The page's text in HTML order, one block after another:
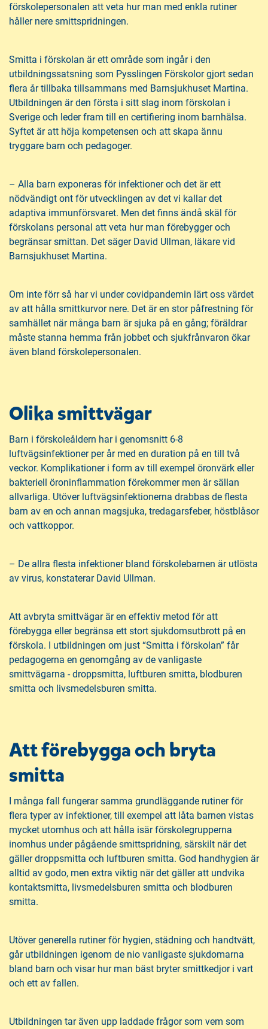
förskolepersonalen att veta hur man med enkla rutiner
håller nere smittspridningen.
Smitta i förskolan är ett område som ingår i den
utbildningssatsning som Pysslingen Förskolor gjort sedan
flera år tillbaka tillsammans med Barnsjukhuset Martina.
Utbildningen är den första i sitt slag inom förskolan i
Sverige och leder fram till en certifiering inom barnhälsa.
Syftet är att höja kompetensen och att skapa ännu
tryggare barn och pedagoger.
– Alla barn exponeras för infektioner och det är ett
nödvändigt ont för utvecklingen av det vi kallar det
adaptiva immunförsvaret. Men det finns ändå skäl för
förskolans personal att veta hur man förebygger och
begränsar smittan. Det säger David Ullman, läkare vid
Barnsjukhuset Martina.
Om inte förr så har vi under covidpandemin lärt oss värdet
av att hålla smittkurvor nere. Det är en stor påfrestning för
samhället när många barn är sjuka på en gång; föräldrar
måste stanna hemma från jobbet och sjukfrånvaron ökar
även bland förskolepersonalen.
Olika smittvägar
Barn i förskoleåldern har i genomsnitt 6-8
luftvägsinfektioner per år med en duration på en till två
veckor. Komplikationer i form av till exempel öronvärk eller
bakteriell öroninflammation förekommer men är sällan
allvarliga. Utöver luftvägsinfektionerna drabbas de flesta
barn av en och annan magsjuka, tredagarsfeber, höstblåsor
och vattkoppor.
– De allra flesta infektioner bland förskolebarnen är utlösta
av virus, konstaterar David Ullman.
Att avbryta smittvägar är en effektiv metod för att
förebygga eller begränsa ett stort sjukdomsutbrott på en
förskola. I utbildningen om just “Smitta i förskolan” får
pedagogerna en genomgång av de vanligaste
smittvägarna - droppsmitta, luftburen smitta, blodburen
smitta och livsmedelsburen smitta.
Att förebygga och bryta
smitta
I många fall fungerar samma grundläggande rutiner för
flera typer av infektioner, till exempel att låta barnen vistas
mycket utomhus och att hålla isär förskolegrupperna
inomhus under pågående smittspridning, särskilt när det
gäller droppsmitta och luftburen smitta. God handhygien är
alltid av godo, men extra viktig när det gäller att undvika
kontaktsmitta, livsmedelsburen smitta och blodburen
smitta.
Utöver generella rutiner för hygien, städning och handtvätt,
går utbildningen igenom de nio vanligaste sjukdomarna
bland barn och visar hur man bäst bryter smittkedjor i vart
och ett av fallen.
Utbildningen tar även upp laddade frågor som vem som